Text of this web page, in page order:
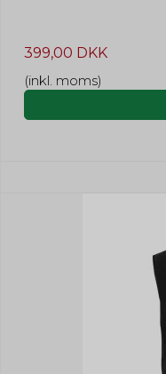
399,00 DKK
(inkl. moms)